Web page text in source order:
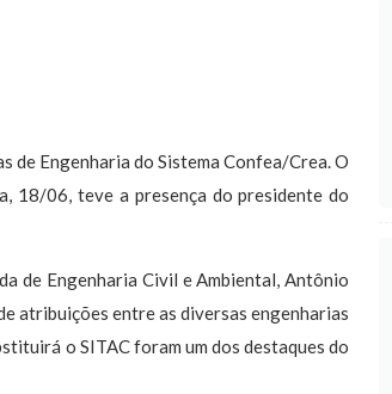
de Engenharia do Sistema Confea/Crea. O
18/06, teve a presença do presidente do
de Engenharia Civil e Ambiental, Antônio
atribuições entre as diversas engenharias
o SITAC foram um dos destaques do